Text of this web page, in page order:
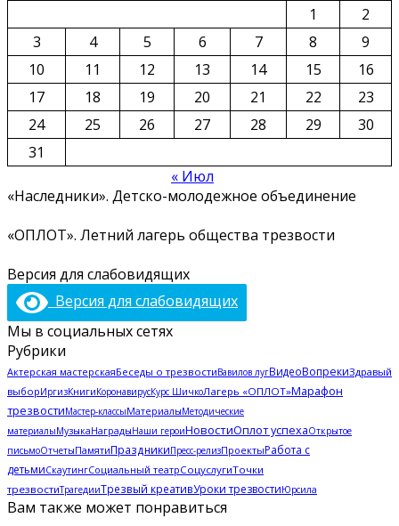
1
2
3
4 5 6 7 8
9
10
11 12 13 14 15
16
17
18 19 20 21 22
23
24
25 26 27 28 29
30
31
« Июл
«Наследники». Детско-молодежное объединение
«ОПЛОТ». Летний лагерь общества трезвости
Версия для слабовидящих
Версия для слабовидящих
Мы в социальных сетях
Рубрики
Актерская мастерскаяБеседы о трезвостиВавилов лугВидеоВопрекиЗдравый
выборИргизКнигиКоронавирусКурс ШичкоЛагерь «ОПЛОТ»Марафон
трезвостиМастер-классыМатериалыМетодические
материалыМузыкаНаградыНаши героиНовостиОплот успехаОткрытое
письмоОтчетыПамятиПраздникиПресс-релизПроектыРабота с
детьмиСкаутингСоциальный театрСоцуслугиТочки
трезвостиТрагедииТрезвый креативУроки трезвостиЮрсила
Вам также может понравиться